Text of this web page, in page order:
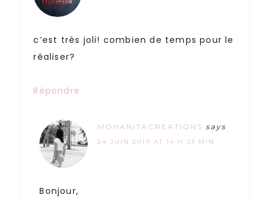
c’est très joli! combien de temps pour le
réaliser?
Répondre
MOHANITACREATIONS says
24 JUIN 2019 AT 14 H 33 MIN
Bonjour,